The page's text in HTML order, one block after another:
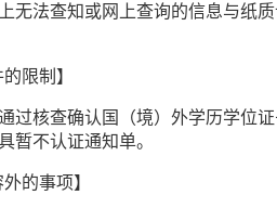
法查知或网上查询的信息与纸质
限制】
核查确认国（境）外学历学位证
暂不认证通知单。
的事项】